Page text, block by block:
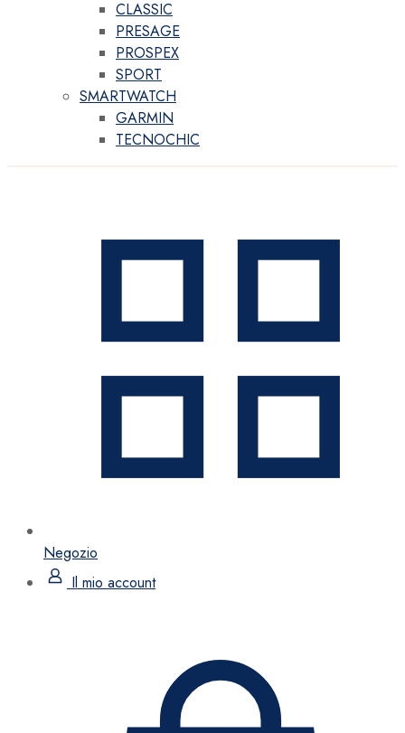
CLASSIC
PRESAGE
PROSPEX
SPORT
SMARTWATCH
GARMIN
TECNOCHIC
Negozio
Il mio account